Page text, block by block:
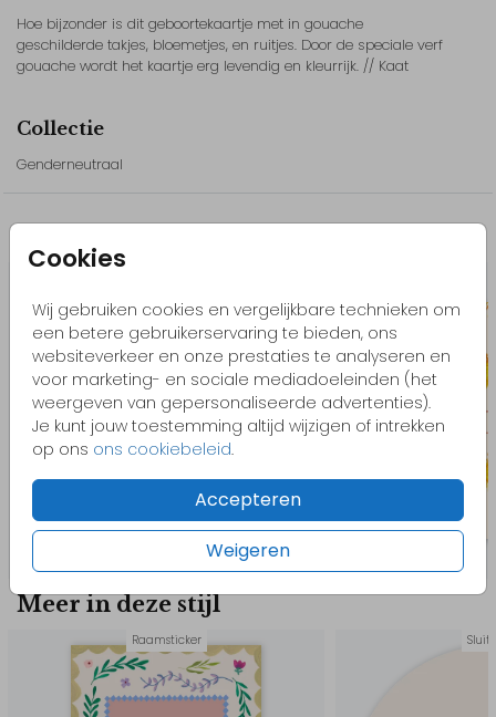
Cookies
Wij gebruiken cookies en vergelijkbare technieken om
een betere gebruikerservaring te bieden, ons
websiteverkeer en onze prestaties te analyseren en
voor marketing- en sociale mediadoeleinden (het
weergeven van gepersonaliseerde advertenties).
Je kunt jouw toestemming altijd wijzigen of intrekken
op ons ons cookiebeleid.
Accepteren
Weigeren
Hoe bijzonder is dit geboortekaartje met in gouache
geschilderde takjes, bloemetjes, en ruitjes. Door de speciale verf
gouache wordt het kaartje erg levendig en kleurrijk. // Kaat
Collectie
Genderneutraal
Meer in deze stijl
Raamsticker